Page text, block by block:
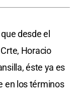
desde el
Horacio
éste ya es
en los términos